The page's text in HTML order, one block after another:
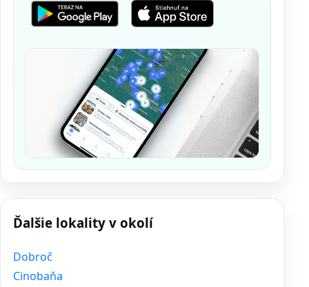
Ďalšie lokality v okolí
Dobroč
Cinobaňa